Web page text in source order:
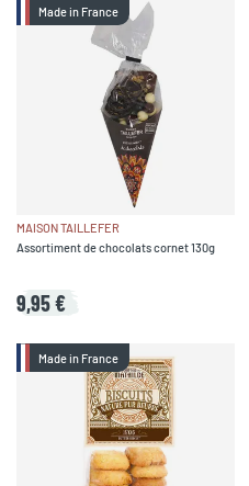
Made in France
MAISON TAILLEFER
Assortiment de chocolats cornet 130g
9,95 €
Made in France